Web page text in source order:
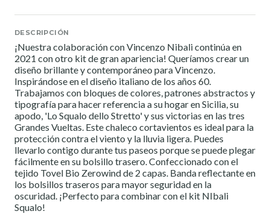
DESCRIPCIÓN
¡Nuestra colaboración con Vincenzo Nibali continúa en
2021 con otro kit de gran apariencia! Queríamos crear un
diseño brillante y contemporáneo para Vincenzo.
Inspirándose en el diseño italiano de los años 60.
Trabajamos con bloques de colores, patrones abstractos y
tipografía para hacer referencia a su hogar en Sicilia, su
apodo, 'Lo Squalo dello Stretto' y sus victorias en las tres
Grandes Vueltas. Este chaleco cortavientos es ideal para la
protección contra el viento y la lluvia ligera. Puedes
llevarlo contigo durante tus paseos porque se puede plegar
fácilmente en su bolsillo trasero. Confeccionado con el
tejido Tovel Bio Zerowind de 2 capas. Banda reflectante en
los bolsillos traseros para mayor seguridad en la
oscuridad. ¡Perfecto para combinar con el kit NIbali
Squalo!